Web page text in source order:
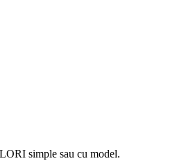
simple sau cu model.